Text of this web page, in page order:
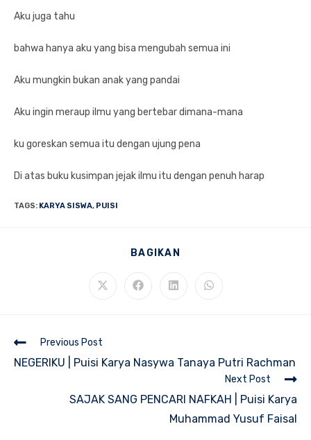
Aku juga tahu
bahwa hanya aku yang bisa mengubah semua ini
Aku mungkin bukan anak yang pandai
Aku ingin meraup ilmu yang bertebar dimana-mana
ku goreskan semua itu dengan ujung pena
Di atas buku kusimpan jejak ilmu itu dengan penuh harap
TAGS: KARYA SISWA, PUISI
BAGIKAN
Opens
Opens
Opens
Opens
Read
articles
Previous Post
NEGERIKU | Puisi Karya Nasywa Tanaya Putri Rachman
Next Post
SAJAK SANG PENCARI NAFKAH | Puisi Karya
Muhammad Yusuf Faisal